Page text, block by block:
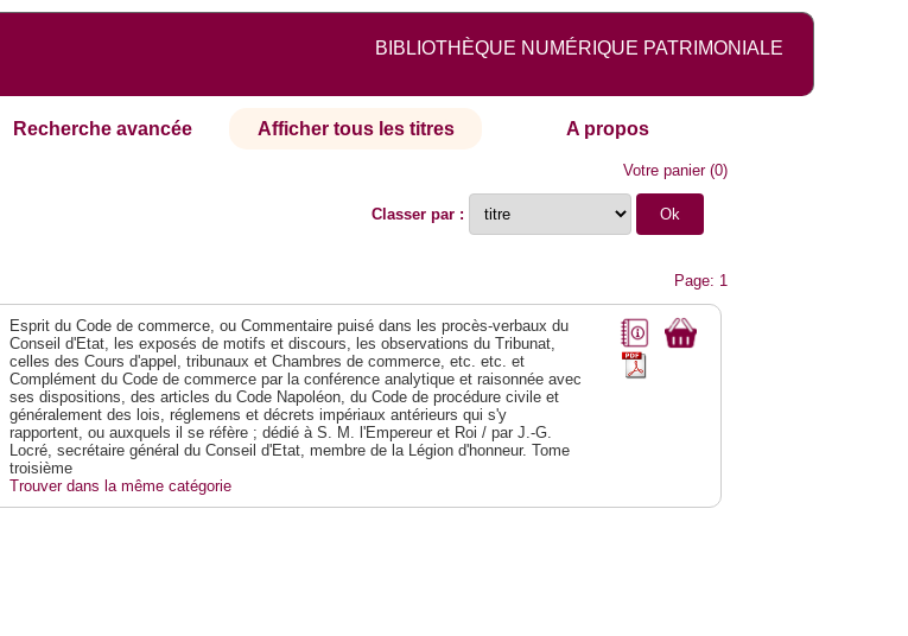
BIBLIOTHÈQUE NUMÉRIQUE PATRIMONIALE
Recherche avancée Afficher tous les titres A propos
Votre panier(0)
Classer par :
Page: 1
Esprit du Code de commerce, ou Commentaire puisé dans les procès-verbaux du
Conseil d'Etat, les exposés de motifs et discours, les observations du Tribunat,
celles des Cours d'appel, tribunaux et Chambres de commerce, etc. etc. et
Complément du Code de commerce par la conférence analytique et raisonnée avec
ses dispositions, des articles du Code Napoléon, du Code de procédure civile et
généralement des lois, réglemens et décrets impériaux antérieurs qui s'y
rapportent, ou auxquels il se réfère ; dédié à S. M. l'Empereur et Roi / par J.-G.
Locré, secrétaire général du Conseil d'Etat, membre de la Légion d'honneur. Tome
troisième
Trouver dans la même catégorie